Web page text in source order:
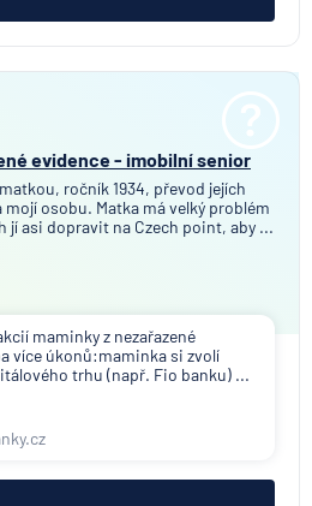
evidence - imobilní senior
ročník 1934, převod jejích
mojí osobu. Matka má velký problém
jí asi dopravit na Czech point, aby ...
maminky z nezařazené
více úkonů:maminka si zvolí
trhu (např. Fio banku) ...